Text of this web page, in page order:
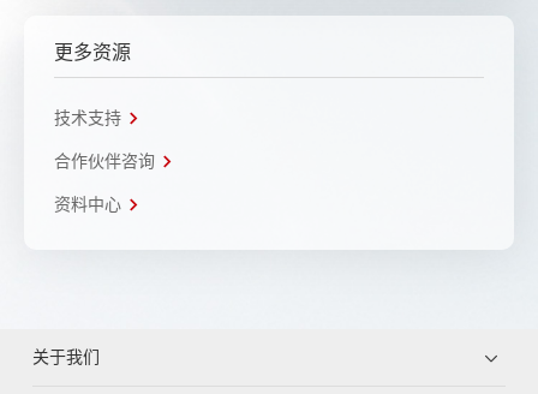
更多资源
技术支持
合作伙伴咨询
资料中心
关于我们